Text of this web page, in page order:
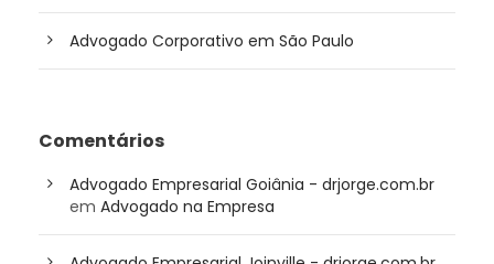
Advogado Corporativo em São Paulo
Comentários
Advogado Empresarial Goiânia - drjorge.com.br
em Advogado na Empresa